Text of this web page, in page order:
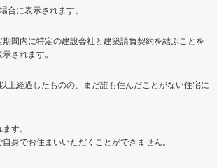
合に表示されます。
間内に特定の建設会社と建築請負契約を結ぶことを
されます。
上経過したものの、まだ誰も住んだことがない住宅に
す。
身でお住まいいただくことができません。